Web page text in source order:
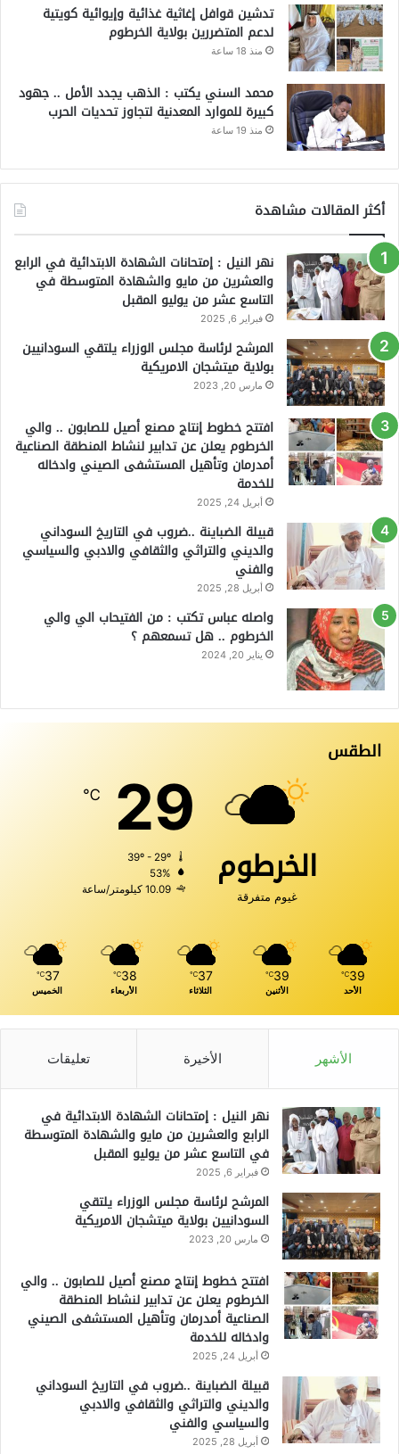
تدشين قوافل إغاثية غذائية وإيوائية كويتية
لدعم المتضررين بولاية الخرطوم
منذ 18 ساعة
محمد السني يكتب : الذهب يجدد الأمل .. جهود
كبيرة للموارد المعدنية لتجاوز تحديات الحرب
منذ 19 ساعة
أكثر المقالات مشاهدة
نهر النيل : إمتحانات الشهادة الابتدائية في الرابع
والعشرين من مايو والشهادة المتوسطة في
التاسع عشر من يوليو المقبل
فبراير 6, 2025
المرشح لرئاسة مجلس الوزراء يلتقي السودانيين
بولاية ميتشجان الامريكية
مارس 20, 2023
افتتح خطوط إنتاج مصنع أصيل للصابون .. والي
الخرطوم يعلن عن تدابير لنشاط المنطقة الصناعية
أمدرمان وتأهيل المستشفى الصيني وادخاله
للخدمة
أبريل 24, 2025
قبيلة الضباينة ..ضروب في التاريخ السوداني
والديني والتراثي والثقافي والادبي والسياسي
والفني
أبريل 28, 2025
واصله عباس تكتب : من الفتيحاب الي والي
الخرطوم .. هل تسمعهم ؟
يناير 20, 2024
الطقس
الخرطوم
غيوم متفرقة
29
℃
53%
10.09 كيلومتر/ساعة
39
℃
الأحد
39
℃
الأثنين
37
℃
الثلاثاء
38
℃
الأربعاء
37
℃
الخميس
الأشهر الأخيرة تعليقات
نهر النيل : إمتحانات الشهادة الابتدائية في
الرابع والعشرين من مايو والشهادة المتوسطة
في التاسع عشر من يوليو المقبل
فبراير 6, 2025
المرشح لرئاسة مجلس الوزراء يلتقي
السودانيين بولاية ميتشجان الامريكية
مارس 20, 2023
افتتح خطوط إنتاج مصنع أصيل للصابون .. والي
الخرطوم يعلن عن تدابير لنشاط المنطقة
الصناعية أمدرمان وتأهيل المستشفى الصيني
وادخاله للخدمة
أبريل 24, 2025
قبيلة الضباينة ..ضروب في التاريخ السوداني
والديني والتراثي والثقافي والادبي
والسياسي والفني
أبريل 28, 2025